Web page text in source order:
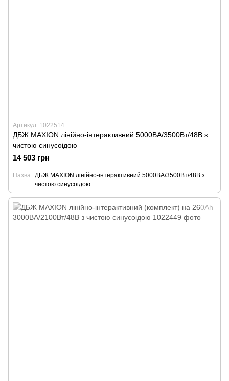
Артикул: 1022514
ДБЖ MAXION лінійно-інтерактивний 5000ВА/3500Вт/48В з
чистою синусоідою
14 503 грн
Назва ДБЖ MAXION лінійно-інтерактивний 5000ВА/3500Вт/48В з
чистою синусоідою